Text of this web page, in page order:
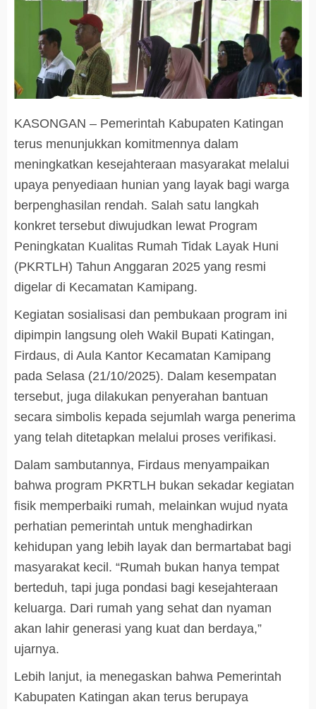
KASONGAN – Pemerintah Kabupaten Katingan
terus menunjukkan komitmennya dalam
meningkatkan kesejahteraan masyarakat melalui
upaya penyediaan hunian yang layak bagi warga
berpenghasilan rendah. Salah satu langkah
konkret tersebut diwujudkan lewat Program
Peningkatan Kualitas Rumah Tidak Layak Huni
(PKRTLH) Tahun Anggaran 2025 yang resmi
digelar di Kecamatan Kamipang.
Kegiatan sosialisasi dan pembukaan program ini
dipimpin langsung oleh Wakil Bupati Katingan,
Firdaus, di Aula Kantor Kecamatan Kamipang
pada Selasa (21/10/2025). Dalam kesempatan
tersebut, juga dilakukan penyerahan bantuan
secara simbolis kepada sejumlah warga penerima
yang telah ditetapkan melalui proses verifikasi.
Dalam sambutannya, Firdaus menyampaikan
bahwa program PKRTLH bukan sekadar kegiatan
fisik memperbaiki rumah, melainkan wujud nyata
perhatian pemerintah untuk menghadirkan
kehidupan yang lebih layak dan bermartabat bagi
masyarakat kecil. “Rumah bukan hanya tempat
berteduh, tapi juga pondasi bagi kesejahteraan
keluarga. Dari rumah yang sehat dan nyaman
akan lahir generasi yang kuat dan berdaya,”
ujarnya.
Lebih lanjut, ia menegaskan bahwa Pemerintah
Kabupaten Katingan akan terus berupaya